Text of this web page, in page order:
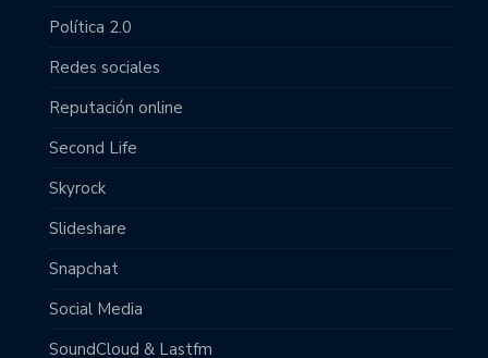
Política 2.0
Redes sociales
Reputación online
Second Life
Skyrock
Slideshare
Snapchat
Social Media
SoundCloud & Lastfm